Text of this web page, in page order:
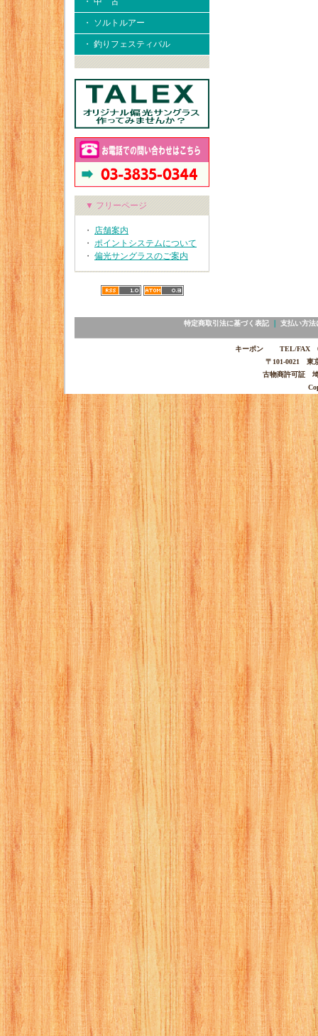
・ ソルトルアー
・ 釣りフェスティバル
▼ フリーページ
・ 店舗案内
・ ポイントシステムについて
・ 偏光サングラスのご案内
特定商取引法に基づく表記｜ 支払い方法
キーポン TEL/FAX
〒101-0021 東
古物商許可証